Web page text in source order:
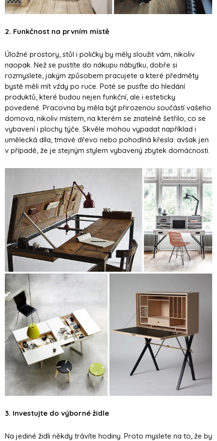
2. Funkčnost na prvním místě
Úložné prostory, stůl i poličky by měly sloužit vám, nikoliv
naopak. Než se pustíte do nákupu nábytku, dobře si
rozmyslete, jakým způsobem pracujete a které předměty
bystě měli mít vždy po ruce. Poté se pusťte do hledání
produktů, které budou nejen funkční, ale i esteticky
povedené. Pracovna by měla být přirozenou součástí vašeho
domova, nikoliv místem, na kterém se znatelně šetřilo, co se
vybavení i plochy týče. Skvěle mohou vypadat například i
umělecká díla, tmavé dřevo nebo pohodlná křesla: avšak jen
v případě, že je stejným stylem vybavený zbytek domácnosti.
3. Investujte do výborné židle
Na jediné židli někdy trávíte hodiny. Proto myslete na to, že by